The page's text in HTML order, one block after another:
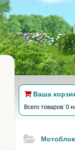
Ваша
Всего товаров: 0